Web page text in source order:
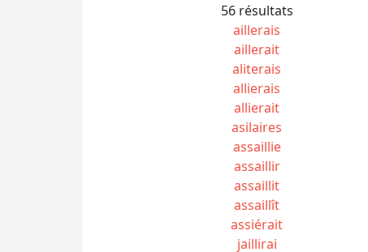
56 résultats
aillerais
aillerait
aliterais
allierais
allierait
asilaires
assaillie
assaillir
assaillit
assaillît
assiérait
jaillirai